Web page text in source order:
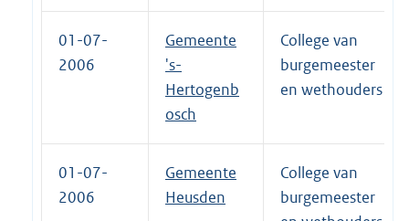
01-07-
2006
Gemeente
's-
Hertogenb
osch
College van
burgemeester
en wethouders
01-07-
2006
Gemeente
Heusden
College van
burgemeester